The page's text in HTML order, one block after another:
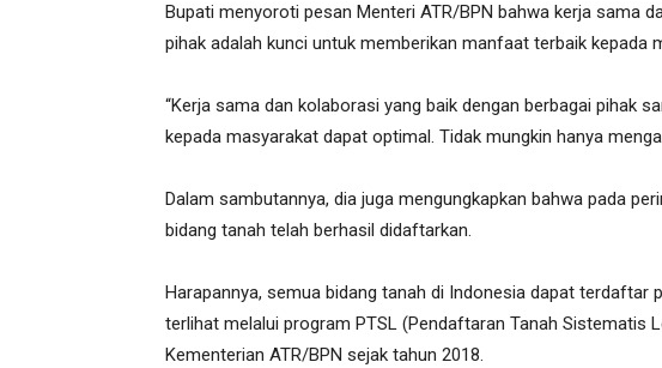
Bupati menyoroti pesan Menteri ATR/BPN bahwa kerja sama
pihak adalah kunci untuk memberikan manfaat terbaik kepada
“Kerja sama dan kolaborasi yang baik dengan berbagai pihak
kepada masyarakat dapat optimal. Tidak mungkin hanya
Dalam sambutannya, dia juga mengungkapkan bahwa pada
bidang tanah telah berhasil didaftarkan.
Harapannya, semua bidang tanah di Indonesia dapat terdaftar
terlihat melalui program PTSL (Pendaftaran Tanah Sistematis
Kementerian ATR/BPN sejak tahun 2018.